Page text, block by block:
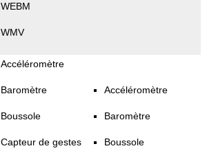
WEBM
WMV
Accéléromètre
Baromètre
Boussole
Capteur de gestes
Accéléromètre
Baromètre
Boussole